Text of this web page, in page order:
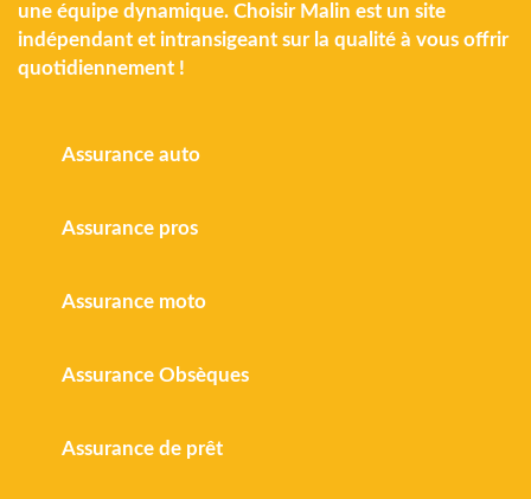
une équipe dynamique. Choisir Malin est un site
indépendant et intransigeant sur la qualité à vous offrir
quotidiennement !
Assurance auto
Assurance pros
Assurance moto
Assurance Obsèques
Assurance de prêt